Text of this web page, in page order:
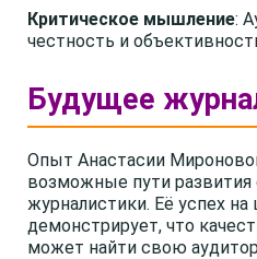
Критическое мышление:
честность и
Будущее
Опыт Анастасии
возможные пути
журналистики. Её успех
демонстрирует, что
может найти свою